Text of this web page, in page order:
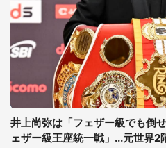
井上尚弥は「フェザー級でも倒
ェザー級王座統一戦」...元世界2